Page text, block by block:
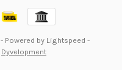
- Powered by Lightspeed -
Dyvelopment